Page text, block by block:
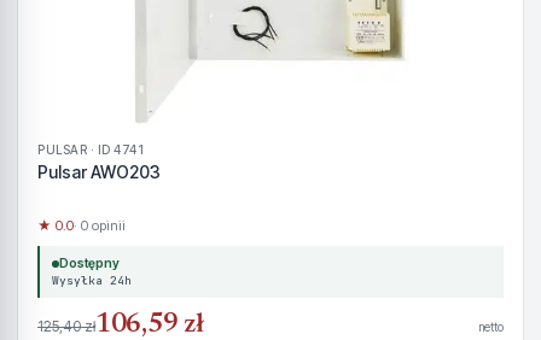
PULSAR · ID 4741
Pulsar AWO203
★ 0.0· 0 opinii
Dostępny
Wysyłka 24h
125,40 zł106,59 zł netto